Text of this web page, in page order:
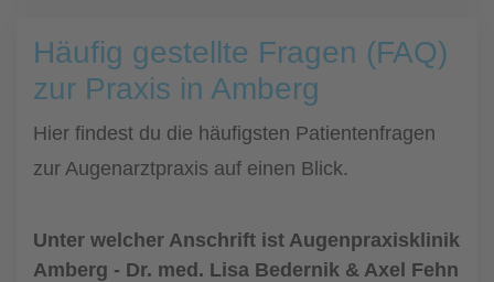
Häufig gestellte Fragen (FAQ)
zur Praxis in Amberg
Hier findest du die häufigsten Patientenfragen
zur Augenarztpraxis auf einen Blick.
Unter welcher Anschrift ist Augenpraxisklinik
Amberg - Dr. med. Lisa Bedernik & Axel Fehn